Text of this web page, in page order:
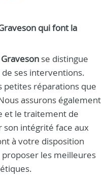
qui font la
Graveson se distingue
ses interventions.
petites réparations que
assurons également
et le traitement de
intégrité face aux
à votre disposition
les meilleures